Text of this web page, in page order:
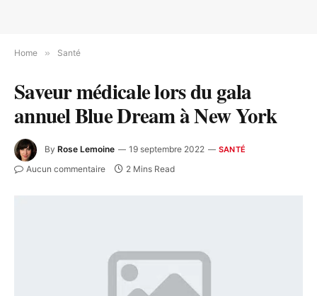
Home » Santé
Saveur médicale lors du gala
annuel Blue Dream à New York
By Rose Lemoine 19 septembre 2022 SANTÉ
Aucun commentaire 2 Mins Read